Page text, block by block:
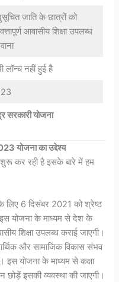
जाति के छात्रों को
आवासीय शिक्षा उपलब्ध
लॉन्च नहीं हुई है
सरकारी योजना
योजना का उद्देश्य
कर रही है इसके बारे में हम
6 दिसंबर 2021 को श्रेष्ठ
योजना के माध्यम से देश के
शिक्षा उपलब्ध कराई जाएगी।
और सामाजिक विकास संभव
इस योजना के माध्यम से कक्षा
छोड़ें इसकी व्यवस्था की जाएगी।